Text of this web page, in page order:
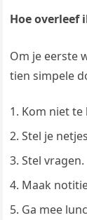
Hoe overleef
Om je eerste
tien simpele
Kom niet te
Stel je
Stel vragen.
Maak
Ga mee